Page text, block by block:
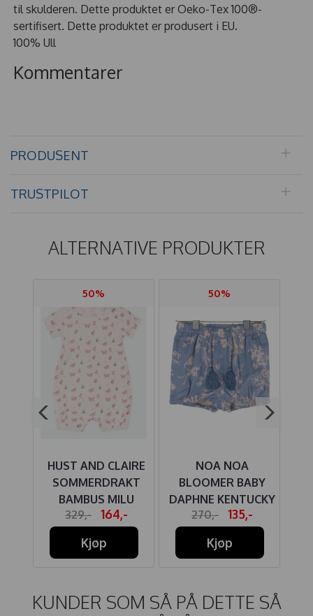
til skulderen. Dette produktet er Oeko-Tex 100®-
sertifisert. Dette produktet er produsert i EU.
100% Ull
Kommentarer
PRODUSENT
TRUSTPILOT
ALTERNATIVE PRODUKTER
50%
HUST AND CLAIRE
SOMMERDRAKT
BAMBUS MILU
SOMMERFUGL
329,-
164,-
Kjøp
50%
NOA NOA
BLOOMER BABY
DAPHNE KENTUCKY
BLUE
270,-
135,-
Kjøp
KUNDER SOM SÅ PÅ DETTE SÅ